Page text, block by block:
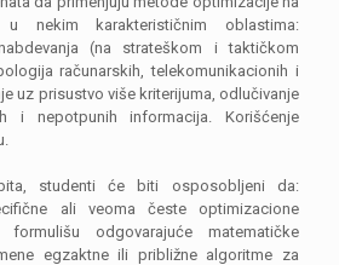
u nekim karakterističnim oblastima:
(na strateškom i taktičkom
računarskih, telekomunikacionih i
uz prisustvo više kriterijuma, odlučivanje
i nepotpunih informacija. Korišćenje
studenti će biti osposobljeni da:
ali veoma česte optimizacione
odgovarajuće matematičke
egzaktne ili približne algoritme za